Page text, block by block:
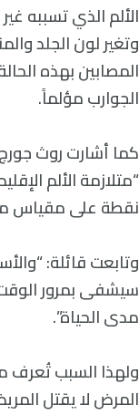
الألم الذي تسببه
وتغير لون الجلد
المصابين بهذه
الجوارب مؤلماً.
نقطة على مقياس
وتابعت قائلة:
سيشفى بمرور
مدى الحياة”.
المرض لا يقتل